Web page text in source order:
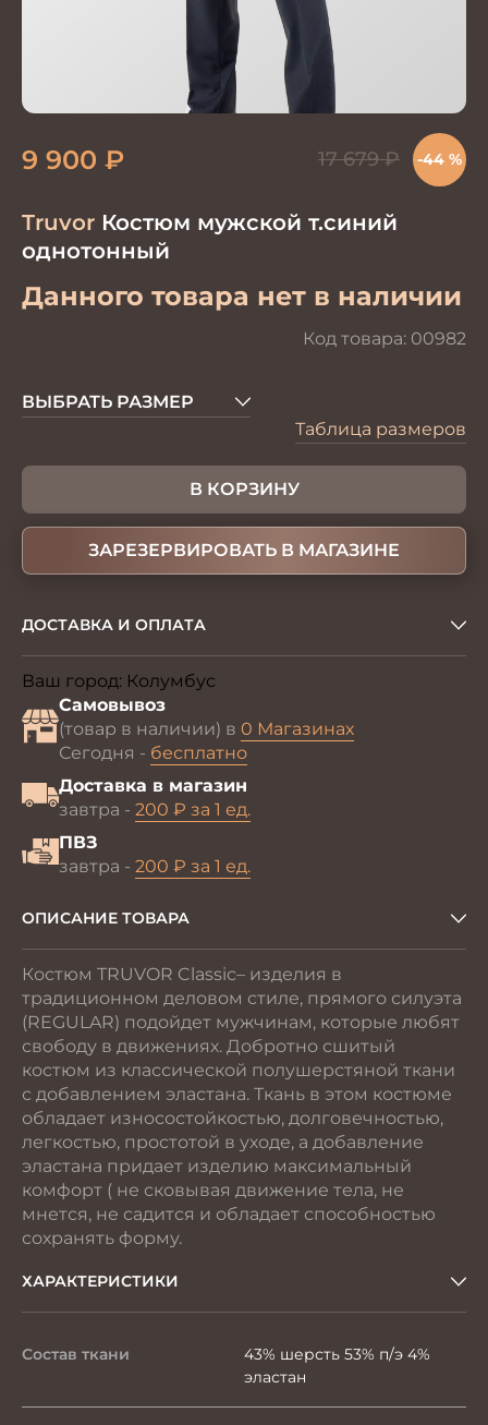
Truvor Костюм мужской т.синий
однотонный
Данного товара нет в наличии
Код товара: 00982
9 900 ₽ 17 679₽ -44 %
ВЫБРАТЬ РАЗМЕР
Таблица размеров
В КОРЗИНУ
ЗАРЕЗЕРВИРОВАТЬ В МАГАЗИНЕ
ДОСТАВКА И ОПЛАТА
Ваш город: Колумбус
Самовывоз
(товар в наличии) в 0 Магазинах
Сегодня - бесплатно
Доставка в магазин
завтра - 200 ₽ за 1 ед.
ПВЗ
завтра - 200 ₽ за 1 ед.
ОПИСАНИЕ ТОВАРА
Костюм TRUVOR Classic– изделия в
традиционном деловом стиле, прямого силуэта
(REGULAR) подойдет мужчинам, которые любят
свободу в движениях. Добротно сшитый
костюм из классической полушерстяной ткани
с добавлением эластана. Ткань в этом костюме
обладает износостойкостью, долговечностью,
легкостью, простотой в уходе, а добавление
эластана придает изделию максимальный
комфорт ( не сковывая движение тела, не
мнется, не садится и обладает способностью
сохранять форму.
ХАРАКТЕРИСТИКИ
Состав ткани
43% шерсть 53% п/э 4%
эластан